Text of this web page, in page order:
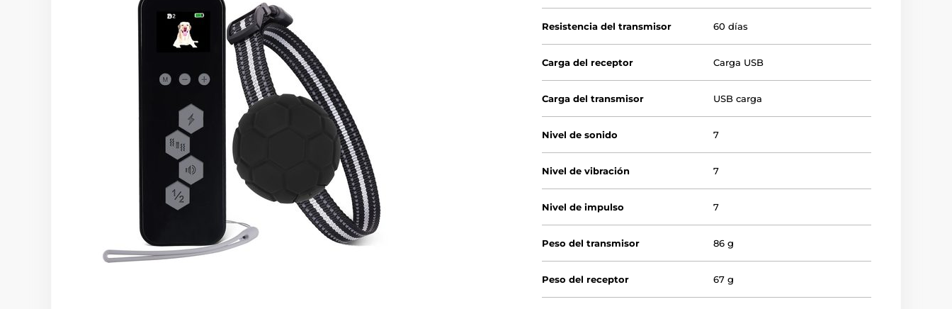
Resistencia del transmisor 60 días
Carga del receptor Carga USB
Carga del transmisor USB carga
Nivel de sonido 7
Nivel de vibración 7
Nivel de impulso 7
Peso del transmisor 86 g
Peso del receptor 67 g